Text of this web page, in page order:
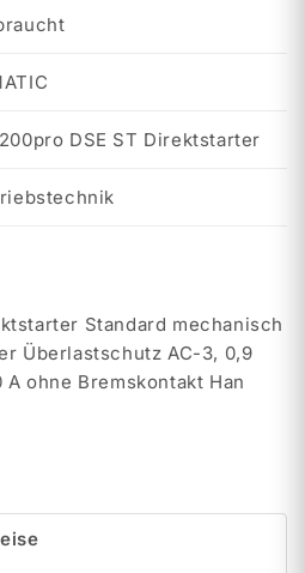
DSE ST Direktstarter
Standard mechanisch
Überlastschutz AC-3, 0,9
A ohne Bremskontakt Han